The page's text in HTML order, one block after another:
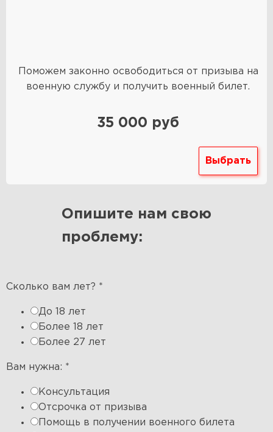
Поможем законно освободиться от призыва на
военную службу и получить военный билет.
35 000 руб
Выбрать
Опишите нам свою
проблему:
Сколько вам лет? *
До 18 лет
Более 18 лет
Более 27 лет
Вам нужна: *
Консультация
Отсрочка от призыва
Помощь в получении военного билета